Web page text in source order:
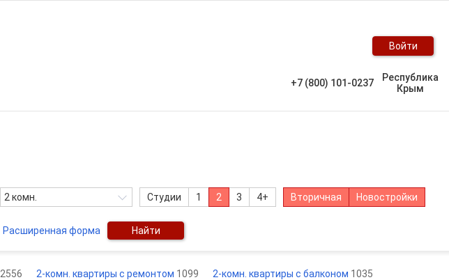
Войти
+7 (800) 101-0237
Республика
Крым
2 комн. Студии 1 2 3 4+ Вторичная Новостройки
Расширенная форма Найти
2556 2-комн. квартиры с ремонтом 1099 2-комн. квартиры с балконом 1035